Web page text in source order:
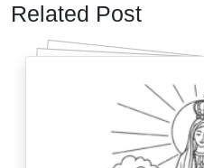
Related Post